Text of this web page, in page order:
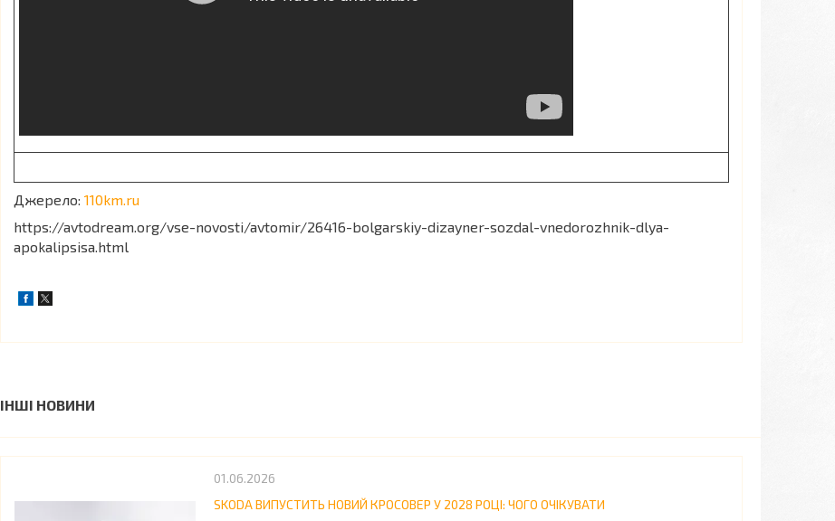
Джерело: 110km.ru
https://avtodream.org/vse-novosti/avtomir/26416-bolgarskiy-dizayner-sozdal-vnedorozhnik-dlya-
apokalipsisa.html
ІНШІ НОВИНИ
01.06.2026
SKODA ВИПУСТИТЬ НОВИЙ КРОСОВЕР У 2028 РОЦІ: ЧОГО ОЧІКУВАТИ